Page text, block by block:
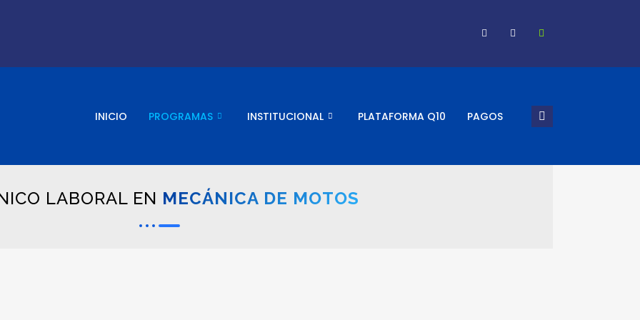
INICIO PROGRAMAS INSTITUCIONAL PLATAFORMA Q10 PAGOS
LABORAL EN MECÁNICA DE MOTOS